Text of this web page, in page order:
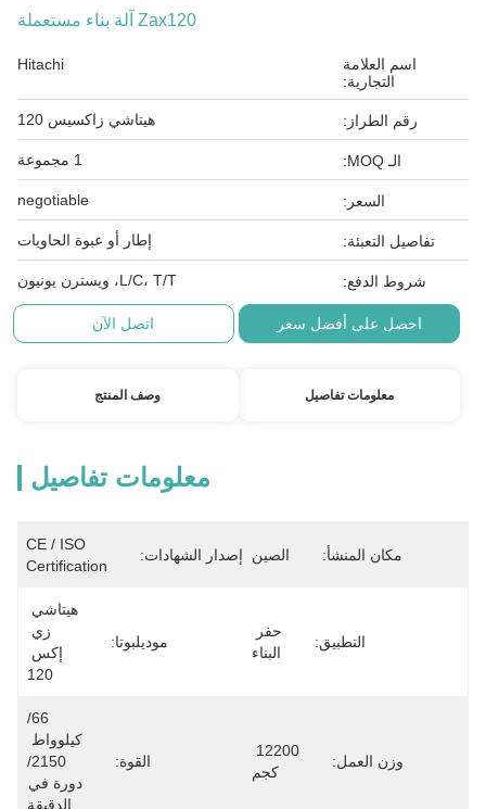
Zax120 آلة بناء مستعملة
اسم العلامة
التجارية:
Hitachi
رقم الطراز: هيتاشي زاكسيس 120
الـ MOQ: 1 مجموعة
السعر: negotiable
تفاصيل التعبئة: إطار أو عبوة الحاويات
شروط الدفع: L/C، T/T، ويسترن يونيون
احصل على أفضل سعر اتصل الآن
معلومات تفاصيل وصف المنتج
معلومات تفاصيل
مكان المنشأ: الصين إصدار الشهادات:
CE / ISO
Certification
التطبيق:
البناء
موديلبوتا:
هيتاشي
زي
إكس
120
وزن العمل:
12200
كجم
القوة:
66/
كيلوواط
2150/
دورة في
الدقيقة